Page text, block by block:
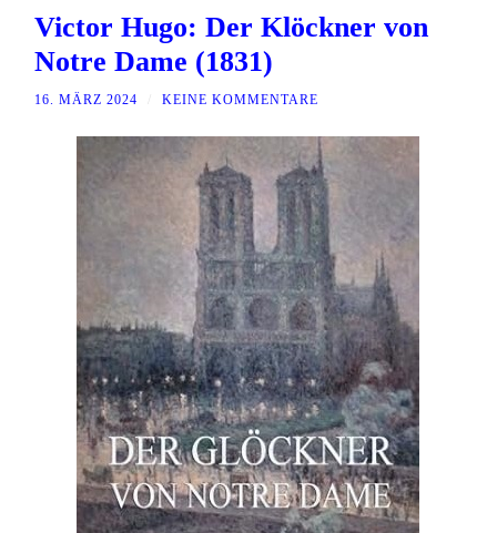
Victor Hugo: Der Klöckner von
Notre Dame (1831)
16. MÄRZ 2024 KEINE KOMMENTARE